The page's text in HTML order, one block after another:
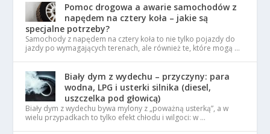
Pomoc drogowa a awarie samochodów z
napędem na cztery koła – jakie są
specjalne potrzeby?
Samochody z napędem na cztery koła to nie tylko pojazdy do
jazdy po wymagających terenach, ale również te, które mogą …
Biały dym z wydechu – przyczyny: para
wodna, LPG i usterki silnika (diesel,
uszczelka pod głowicą)
Biały dym z wydechu bywa mylony z „poważną usterką”, a w
wielu przypadkach to tylko efekt chłodu i wilgoci: w …